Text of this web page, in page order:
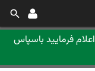
فرمایید باسپاس